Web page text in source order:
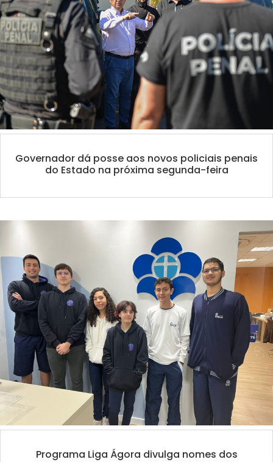
Governador dá posse aos novos policiais penais
do Estado na próxima segunda-feira
Programa Liga Ágora divulga nomes dos